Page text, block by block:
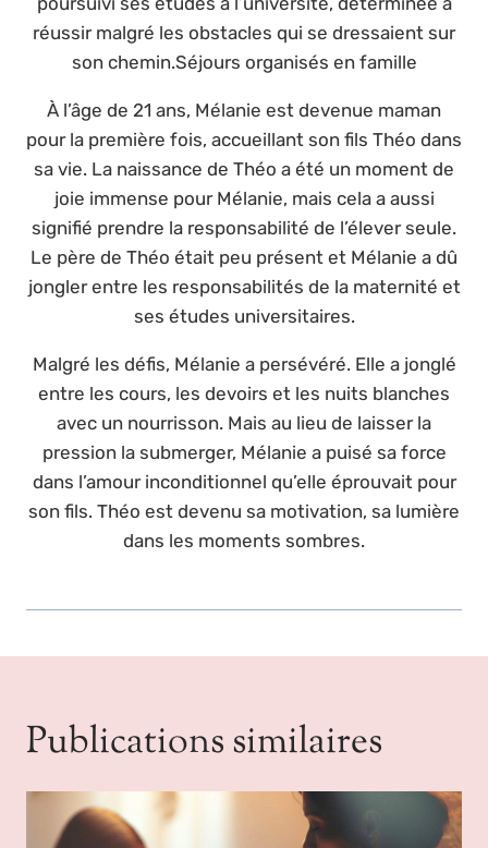
réussir malgré les obstacles qui se dressaient sur
son chemin.Séjours organisés en famille
À l’âge de 21 ans, Mélanie est devenue maman
pour la première fois, accueillant son fils Théo dans
sa vie. La naissance de Théo a été un moment de
joie immense pour Mélanie, mais cela a aussi
signifié prendre la responsabilité de l’élever seule.
Le père de Théo était peu présent et Mélanie a dû
jongler entre les responsabilités de la maternité et
ses études universitaires.
Malgré les défis, Mélanie a persévéré. Elle a jonglé
entre les cours, les devoirs et les nuits blanches
avec un nourrisson. Mais au lieu de laisser la
pression la submerger, Mélanie a puisé sa force
dans l’amour inconditionnel qu’elle éprouvait pour
son fils. Théo est devenu sa motivation, sa lumière
dans les moments sombres.
Publications similaires